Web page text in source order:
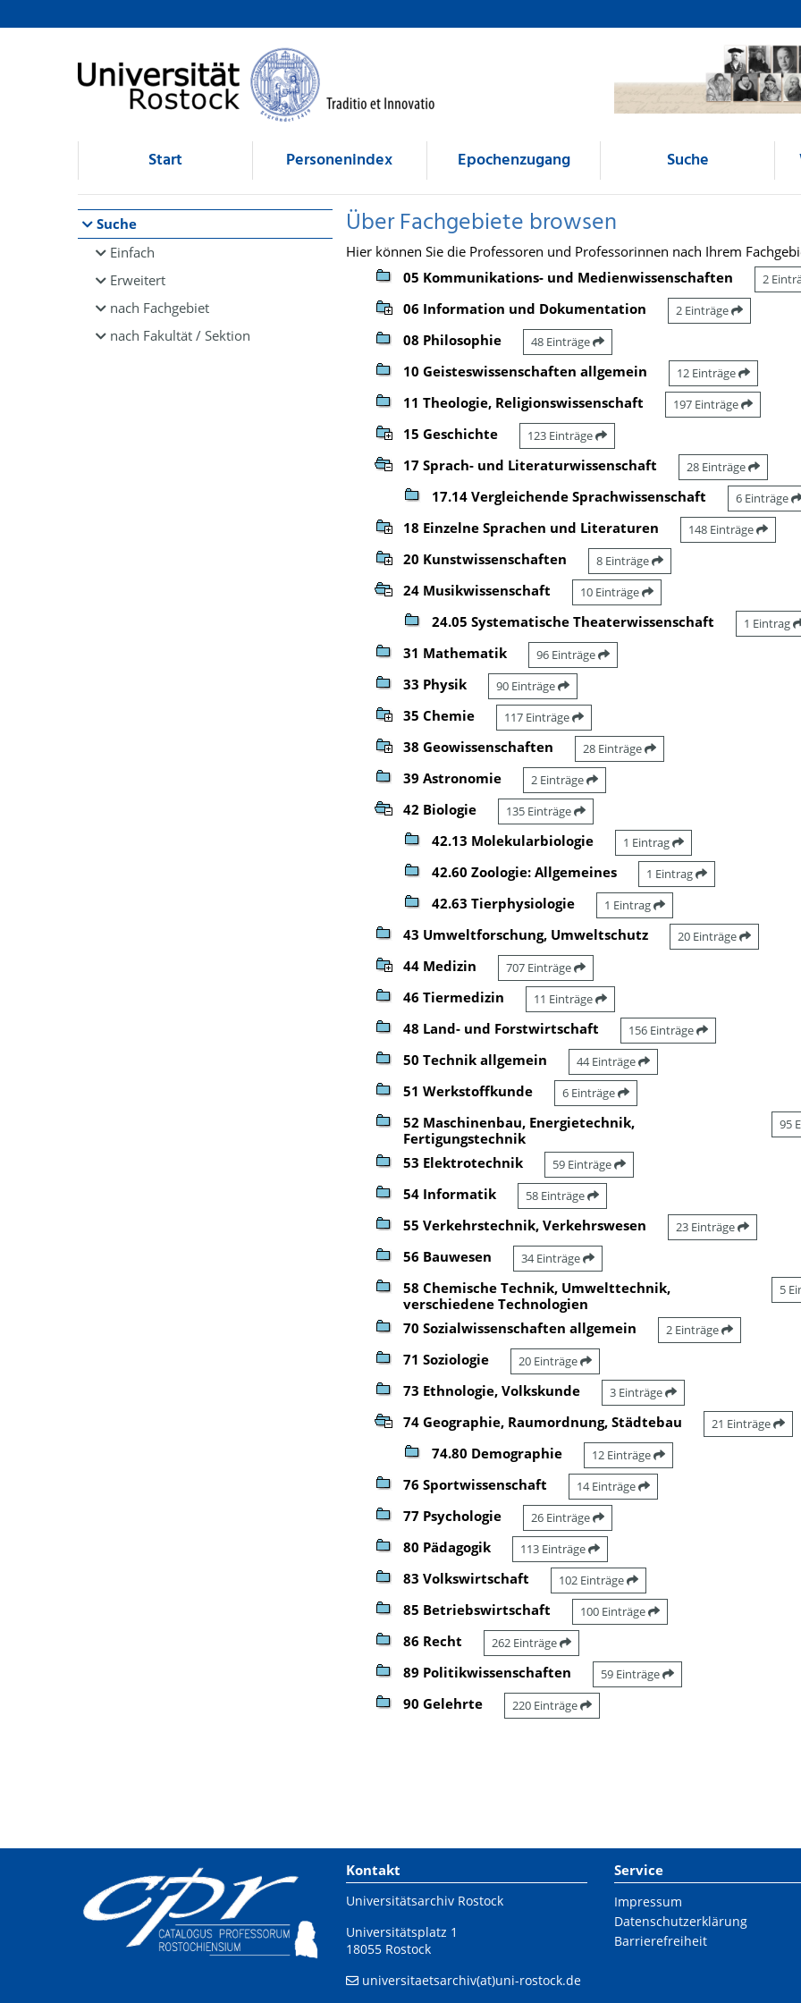
Browsen
direkt zum Inhalt
Start Personenindex Epochenzugang Suche
Suche
Einfach
Erweitert
nach Fachgebiet
nach Fakultät / Sektion
Über Fachgebiete browsen
Hier können Sie die Professoren und Professorinnen nach Ihrem
05 Kommunikations- und Medienwissenschaften
2
06 Information und Dokumentation 2 Einträge
08 Philosophie 48 Einträge
10 Geisteswissenschaften allgemein 12 Einträge
11 Theologie, Religionswissenschaft 197 Einträge
15 Geschichte 123 Einträge
17 Sprach- und Literaturwissenschaft 28 Einträge
17.14 Vergleichende Sprachwissenschaft 6 Einträge
18 Einzelne Sprachen und Literaturen 148 Einträge
20 Kunstwissenschaften 8 Einträge
24 Musikwissenschaft 10 Einträge
24.05 Systematische Theaterwissenschaft 1 Eintrag
31 Mathematik 96 Einträge
33 Physik 90 Einträge
35 Chemie 117 Einträge
38 Geowissenschaften 28 Einträge
39 Astronomie 2 Einträge
42 Biologie 135 Einträge
42.13 Molekularbiologie 1 Eintrag
42.60 Zoologie: Allgemeines 1 Eintrag
42.63 Tierphysiologie 1 Eintrag
43 Umweltforschung, Umweltschutz 20 Einträge
44 Medizin 707 Einträge
46 Tiermedizin 11 Einträge
48 Land- und Forstwirtschaft 156 Einträge
50 Technik allgemein 44 Einträge
51 Werkstoffkunde 6 Einträge
52 Maschinenbau, Energietechnik,
Fertigungstechnik
95
53 Elektrotechnik 59 Einträge
54 Informatik 58 Einträge
55 Verkehrstechnik, Verkehrswesen 23 Einträge
56 Bauwesen 34 Einträge
58 Chemische Technik, Umwelttechnik,
verschiedene Technologien
5
70 Sozialwissenschaften allgemein 2 Einträge
71 Soziologie 20 Einträge
73 Ethnologie, Volkskunde 3 Einträge
74 Geographie, Raumordnung, Städtebau 21 Einträge
74.80 Demographie 12 Einträge
76 Sportwissenschaft 14 Einträge
77 Psychologie 26 Einträge
80 Pädagogik 113 Einträge
83 Volkswirtschaft 102 Einträge
85 Betriebswirtschaft 100 Einträge
86 Recht 262 Einträge
89 Politikwissenschaften 59 Einträge
90 Gelehrte 220 Einträge
Kontakt
Universitätsarchiv Rostock
Universitätsplatz 1
18055 Rostock
universitaetsarchiv(at)uni-rostock.de
Service
Impressum
Datenschutzerklärung
Barrierefreiheit